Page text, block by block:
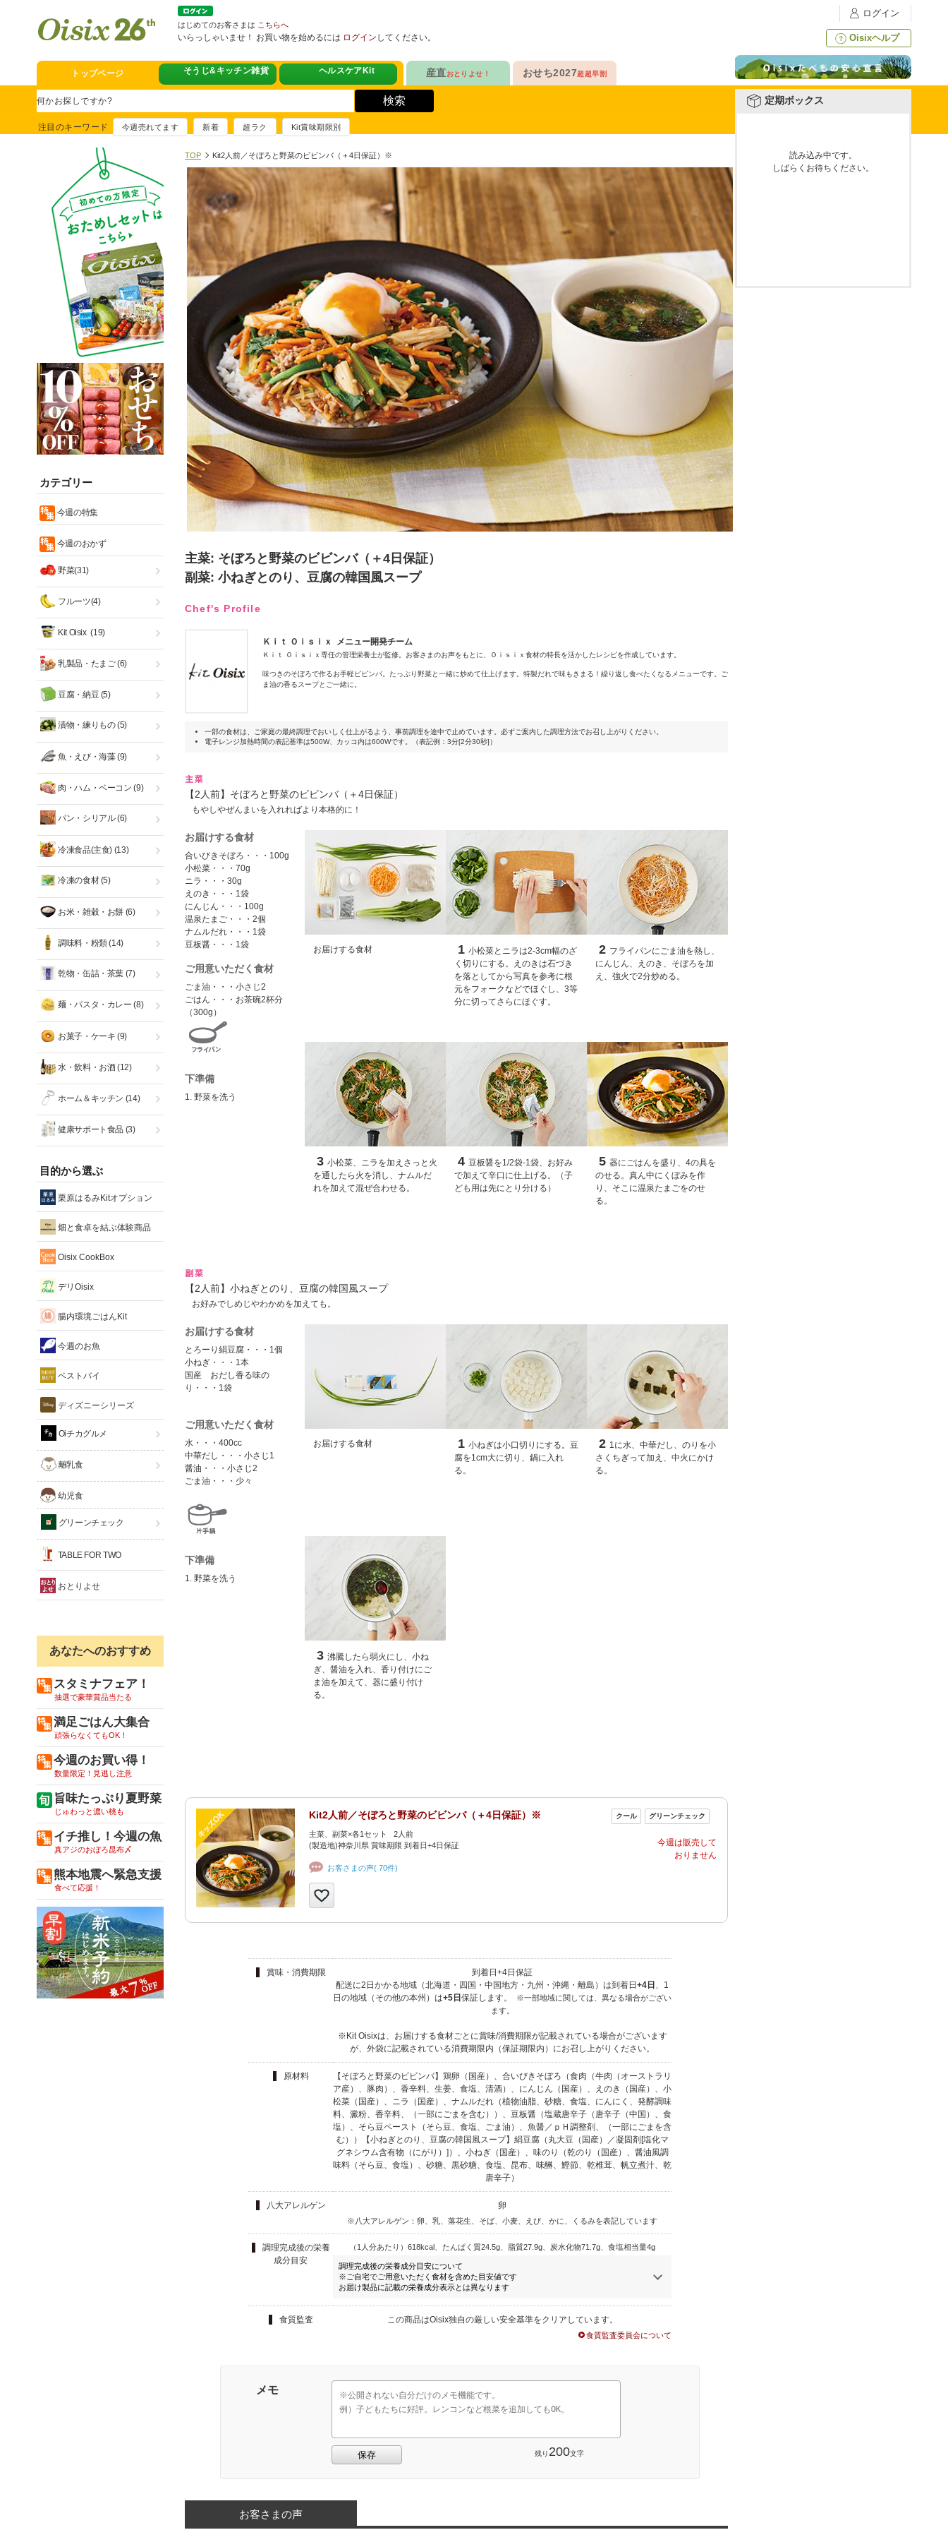
ログイン
Oisixヘルプ
はじめてのお客さまは こちらへ
いらっしゃいませ！ お買い物を始めるには ログイン してください。
トップページ
豪華賞品が当たるチャンス
満足ごはん大集合
おすすめ！出汁付き肉吸い
イチ推し！今週の魚
真アジのおぼろ昆布〆
そうじ&キッチン雑貨
夏に便利！新商品6点登場
熊本地震への緊急支援
寄付付き商品取り扱い中
ヘルスケアKit
ヘルスケアKit
健康サポート食品
鶏ごぼうごはん
産直おとりよせ！
信州フルーツ定期便
ファンが年々増！
生沼さんの甘熟梨
人気No.4
貴重な黄桃食べ比べ
奥山さんの幸せの黄桃
人気No.5
夏にピッタリ
モチモチ食感チーズ
おせち2027超超早割
らぁ麺おせち
自慢はローストビーフ
大人も子どもも
家族で楽しめるおせち
クリームチーズたっぷり
人気品目を増量！
家族でたっぷり楽しむ
和・洋・中　よくばりセット
人気二段重「高砂」と
本格中華オードブル
検索
注目のキーワード 今週売れてます 新着 超ラク Kit賞味期限別
定期ボックス
読み込み中です。
しばらくお待ちください。
TOP Kit2人前／そぼろと野菜のビビンバ（＋4日保証）※
主菜: そぼろと野菜のビビンバ（＋4日保証）
副菜: 小ねぎとのり、豆腐の韓国風スープ
Chef's Profile
Ｋｉｔ Ｏｉｓｉｘ メニュー開発チーム
Ｋｉｔ Ｏｉｓｉｘ専任の管理栄養士が監修。お客さまのお声をもとに、Ｏｉｓｉｘ食材の特長を活かしたレシピを作成しています。
味つきのそぼろで作るお手軽ビビンバ。たっぷり野菜と一緒に炒めて仕上げます。特製だれで味もきまる！繰り返し食べたくなるメニューです。ご
ま油の香るスープとご一緒に。
一部の食材は、ご家庭の最終調理でおいしく仕上がるよう、事前調理を途中で止めています。必ずご案内した調理方法でお召し上がりください。
電子レンジ加熱時間の表記基準は500W、カッコ内は600Wです。（表記例：3分[2分30秒]）
【2人前】そぼろと野菜のビビンバ（＋4日保証）
もやしやぜんまいを入れればより本格的に！
お届けする食材
合いびきそぼろ・・・100g
小松菜・・・70g
ニラ・・・30g
えのき・・・1袋
にんじん・・・100g
温泉たまご・・・2個
ナムルだれ・・・1袋
豆板醤・・・1袋
ご用意いただく食材
ごま油・・・小さじ2
ごはん・・・お茶碗2杯分
（300g）
下準備
1. 野菜を洗う
お届けする食材 1 小松菜とニラは2-3cm幅のざ
く切りにする。えのきは石づき
を落としてから写真を参考に根
元をフォークなどでほぐし、3等
分に切ってさらにほぐす。
2 フライパンにごま油を熱し、
にんじん、えのき、そぼろを加
え、強火で2分炒める。
3 小松菜、ニラを加えさっと火
を通したら火を消し、ナムルだ
れを加えて混ぜ合わせる。
4 豆板醤を1/2袋-1袋、お好み
で加えて辛口に仕上げる。（子
ども用は先にとり分ける）
5 器にごはんを盛り、4の具を
のせる。真ん中にくぼみを作
り、そこに温泉たまごをのせ
る。
【2人前】小ねぎとのり、豆腐の韓国風スープ
お好みでしめじやわかめを加えても。
お届けする食材
とろーり絹豆腐・・・1個
小ねぎ・・・1本
国産 おだし香る味の
り・・・1袋
ご用意いただく食材
水・・・400cc
中華だし・・・小さじ1
醤油・・・小さじ2
ごま油・・・少々
下準備
1. 野菜を洗う
お届けする食材 1 小ねぎは小口切りにする。豆
腐を1cm大に切り、鍋に入れ
る。
2 1に水、中華だし、のりを小
さくちぎって加え、中火にかけ
る。
3 沸騰したら弱火にし、小ね
ぎ、醤油を入れ、香り付けにご
ま油を加えて、器に盛り付け
る。
Kit2人前／そぼろと野菜のビビンバ（＋4日保証）※
主菜、副菜×各1セット 2人前
(製造地)神奈川県 賞味期限 到着日+4日保証
お客さまの声( 70件)
賞味・消費期限
到着日+4日保証
配送に2日かかる地域（北海道・四国・中国地方・九州・沖縄・離島）は到着日 +4日 、1
日の地域（その他の本州）は+5日 保証します。
※一部地域に関しては、異なる場合がござい
ます。
※Kit Oisixは、お届けする食材ごとに賞味/消費期限が記載されている場合がございます
が、外袋に記載されている消費期限内（保証期限内）にお召し上がりください。
原材料
【そぼろと野菜のビビンバ】鶏卵（国産）、合いびきそぼろ（食肉（牛肉（オーストラリ
ア産）、豚肉）、香辛料、生姜、食塩、清酒）、にんじん（国産）、えのき（国産）、小
松菜（国産）、ニラ（国産）、ナムルだれ（植物油脂、砂糖、食塩、にんにく、発酵調味
料、澱粉、香辛料、（一部にごまを含む））、豆板醤（塩蔵唐辛子（唐辛子（中国）、食
塩）、そら豆ペースト（そら豆、食塩、ごま油）、魚醤／ｐＨ調整剤、（一部にごまを含
む））【小ねぎとのり、豆腐の韓国風スープ】絹豆腐（丸大豆（国産）／凝固剤[塩化マ
グネシウム含有物（にがり）]）、小ねぎ（国産）、味のり（乾のり（国産）、醤油風調
味料（そら豆、食塩）、砂糖、黒砂糖、食塩、昆布、味醂、鰹節、乾椎茸、帆立煮汁、乾
唐辛子）
八大アレルゲン 卵
※八大アレルゲン：卵、乳、落花生、そば、小麦、えび、かに、くるみを表記しています
調理完成後の栄養
成分目安
（1人分あたり）618kcal、たんぱく質24.5g、脂質27.9g、炭水化物71.7g、食塩相当量4g
調理完成後の栄養成分目安について
※ご自宅でご用意いただく食材を含めた目安値です
お届け製品に記載の栄養成分表示とは異なります
食質監査 この商品はOisix独自の厳しい安全基準をクリアしています。
食質監査委員会について
メモ
残り 200文字
お客さまの声
カテゴリー
今週の特集
今週のおかず
野菜(31)
フルーツ(4)
Kit Oisix (19)
乳製品・たまご(6)
豆腐・納豆(5)
漬物・練りもの(5)
魚・えび・海藻(9)
肉・ハム・ベーコン (9)
パン・シリアル(6)
冷凍食品(主食) (13)
冷凍の食材(5)
お米・雑穀・お餅 (6)
調味料・粉類(14)
乾物・缶詰・茶葉 (7)
麺・パスタ・カレー (8)
お菓子・ケーキ (9)
水・飲料・お酒(12)
ホーム＆キッチン (14)
健康サポート食品 (3)
目的から選ぶ
栗原はるみKitオプション
畑と食卓を結ぶ体験商品
Oisix CookBox
デリOisix
腸内環境ごはんKit
今週のお魚
ベストバイ
ディズニーシリーズ
Oiチカグルメ
離乳食
幼児食
グリーンチェック
TABLE FOR TWO
おとりよせ
あなたへのおすすめ
スタミナフェア！
抽選で豪華賞品当たる
満足ごはん大集合
頑張らなくてもOK！
今週のお買い得！
数量限定！見逃し注意
旨味たっぷり夏野菜
じゅわっと濃い桃も
イチ推し！今週の魚
真アジのおぼろ昆布〆
熊本地震へ緊急支援
食べて応援！